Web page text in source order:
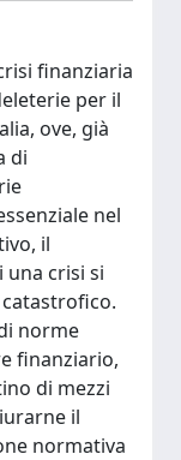
finanziaria
per il
ove, già
di
nel
il
crisi si
norme
finanziario,
di mezzi
il
normativa